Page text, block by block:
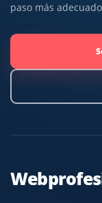
paso más